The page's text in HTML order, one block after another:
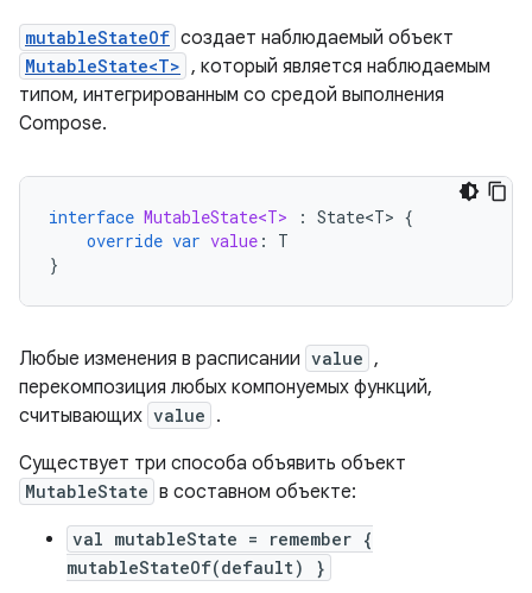
mutableStateOf создает наблюдаемый объект
MutableState<T> , который является наблюдаемым
типом, интегрированным со средой выполнения
Compose.
interface MutableState<T> : State<T> {
override var value :
T
}
Любые изменения в расписании value ,
перекомпозиция любых компонуемых функций,
считывающих value .
Существует три способа объявить объект
MutableState в составном объекте:
val mutableState = remember {
mutableStateOf(default) }